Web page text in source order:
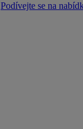
Podívejte se na